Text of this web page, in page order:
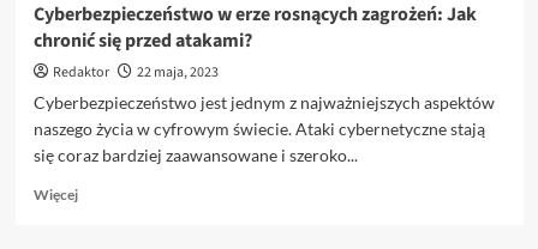
Cyberbezpieczeństwo w erze rosnących zagrożeń: Jak
chronić się przed atakami?
Redaktor
22 maja, 2023
Cyberbezpieczeństwo jest jednym z najważniejszych aspektów
naszego życia w cyfrowym świecie. Ataki cybernetyczne stają
się coraz bardziej zaawansowane i szeroko...
WięcejDowiedz